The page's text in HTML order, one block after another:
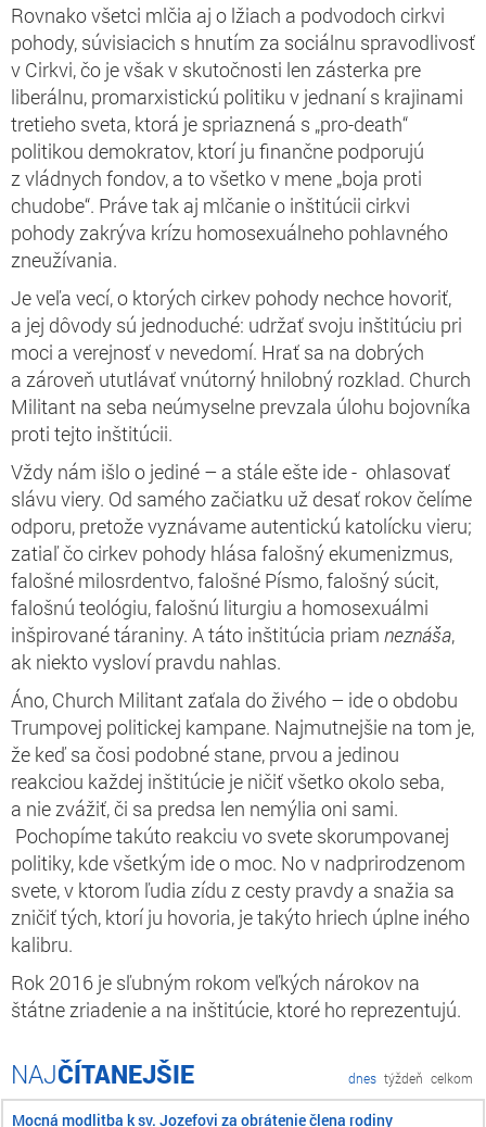
Rovnako všetci mlčia aj o lžiach a podvodoch cirkvi
pohody, súvisiacich s hnutím za sociálnu spravodlivosť
v Cirkvi, čo je však v skutočnosti len zásterka pre
liberálnu, promarxistickú politiku v jednaní s krajinami
tretieho sveta, ktorá je spriaznená s „pro-death“
politikou demokratov, ktorí ju finančne podporujú
z vládnych fondov, a to všetko v mene „boja proti
chudobe“. Práve tak aj mlčanie o inštitúcii cirkvi
pohody zakrýva krízu homosexuálneho pohlavného
zneužívania.
Je veľa vecí, o ktorých cirkev pohody nechce hovoriť,
a jej dôvody sú jednoduché: udržať svoju inštitúciu pri
moci a verejnosť v nevedomí. Hrať sa na dobrých
a zároveň ututlávať vnútorný hnilobný rozklad. Church
Militant na seba neúmyselne prevzala úlohu bojovníka
proti tejto inštitúcii.
Vždy nám išlo o jediné – a stále ešte ide - ohlasovať
slávu viery. Od samého začiatku už desať rokov čelíme
odporu, pretože vyznávame autentickú katolícku vieru;
zatiaľ čo cirkev pohody hlása falošný ekumenizmus,
falošné milosrdentvo, falošné Písmo, falošný súcit,
falošnú teológiu, falošnú liturgiu a homosexuálmi
inšpirované táraniny. A táto inštitúcia priam neznáša,
ak niekto vysloví pravdu nahlas.
Áno, Church Militant zaťala do živého – ide o obdobu
Trumpovej politickej kampane. Najmutnejšie na tom je,
že keď sa čosi podobné stane, prvou a jedinou
reakciou každej inštitúcie je ničiť všetko okolo seba,
a nie zvážiť, či sa predsa len nemýlia oni sami.
Pochopíme takúto reakciu vo svete skorumpovanej
politiky, kde všetkým ide o moc. No v nadprirodzenom
svete, v ktorom ľudia zídu z cesty pravdy a snažia sa
zničiť tých, ktorí ju hovoria, je takýto hriech úplne iného
kalibru.
Rok 2016 je sľubným rokom veľkých nárokov na
štátne zriadenie a na inštitúcie, ktoré ho reprezentujú.
ČÍTANEJŠIE dnes týždeň celkom
Mocná modlitba k sv. Jozefovi za obrátenie člena rodiny